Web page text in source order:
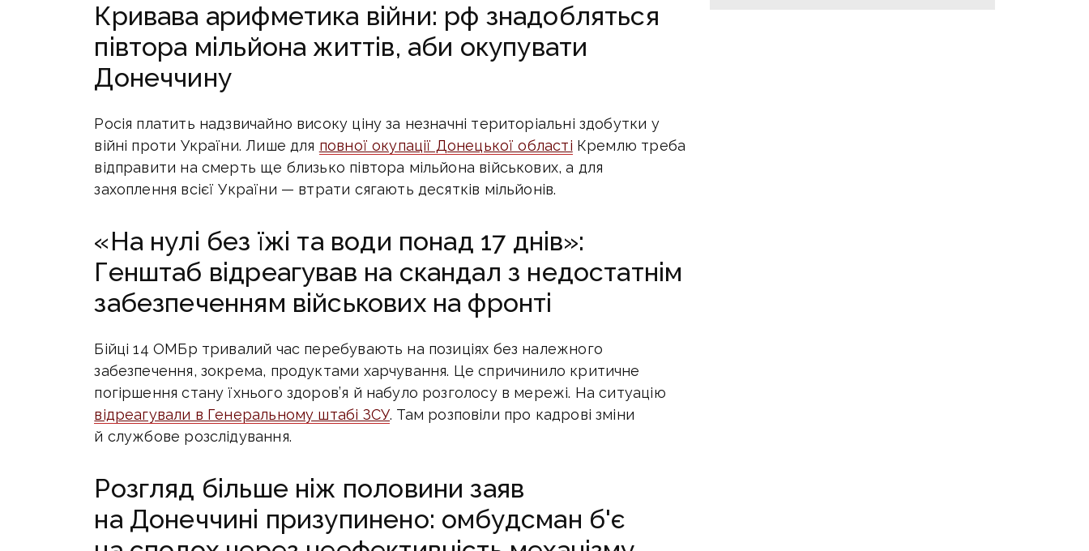
Кривава арифметика війни: рф знадобляться
півтора мільйона життів, аби окупувати
Донеччину
Росія платить надзвичайно високу ціну за незначні територіальні здобутки у
війні проти України. Лише для повної окупації Донецької області Кремлю треба
відправити на смерть ще близько півтора мільйона військових, а для
захоплення всієї України — втрати сягають десятків мільйонів.
«На нулі без їжі та води понад 17 днів»:
Генштаб відреагував на скандал з недостатнім
забезпеченням військових на фронті
Бійці 14 ОМБр тривалий час перебувають на позиціях без належного
забезпечення, зокрема, продуктами харчування. Це спричинило критичне
погіршення стану їхнього здоров’я й набуло розголосу в мережі. На ситуацію
відреагували в Генеральному штабі ЗСУ. Там розповіли про кадрові зміни
й службове розслідування.
Розгляд більше ніж половини заяв
на Донеччині призупинено: омбудсман б'є